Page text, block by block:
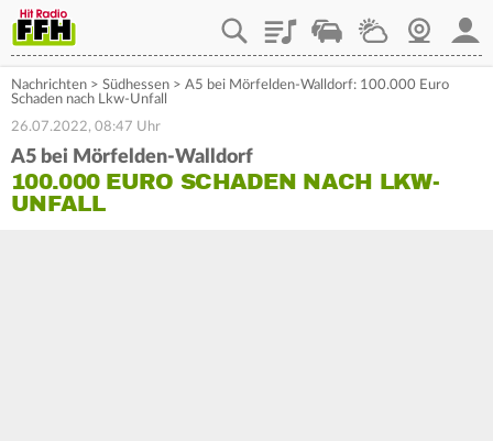
PlaylistStaupilotWetterWebcam
Nachrichten > Südhessen > A5 bei Mörfelden-Walldorf: 100.000 Euro
Schaden nach Lkw-Unfall
26.07.2022, 08:47 Uhr
A5 bei Mörfelden-Walldorf
100.000 EURO SCHADEN NACH LKW-
UNFALL